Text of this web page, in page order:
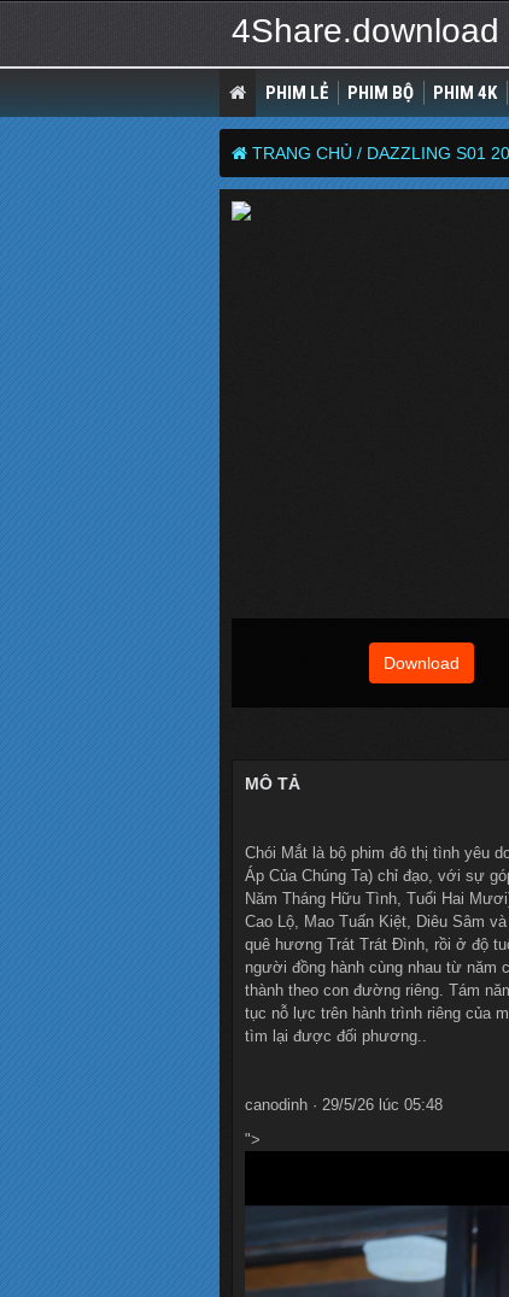
4Share.download
PHIM LẺ PHIM BỘ PHIM 4K
TRANG CHỦ / DAZZLING S01
Download
MÔ TẢ
Chói Mắt là bộ phim đô thị tình yêu
Áp Của Chúng Ta) chỉ đạo, với sự
Năm Tháng Hữu Tình, Tuổi Hai
Cao Lộ, Mao Tuấn Kiệt, Diêu Sâm
quê hương Trát Trát Đình, rồi ở độ
người đồng hành cùng nhau từ năm
thành theo con đường riêng. Tám
tục nỗ lực trên hành trình riêng của
tìm lại được đối phương..
canodinh · 29/5/26 lúc 05:48
">